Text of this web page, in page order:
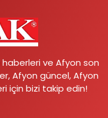
ve Afyon son
Afyon güncel, Afyon
için bizi takip edin!